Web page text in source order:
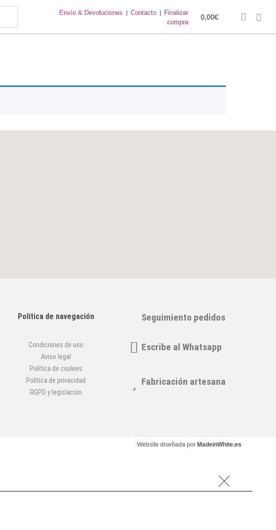
Envío & Devoluciones |Contacto | Finalizar
compra
0,00€
Política de navegación
Condiciones de uso
Aviso legal
Política de cookies
Política de privacidad
RGPD y legislación
Seguimiento pedidos
Escribe al Whatsapp
Fabricación artesana
Website diseñada por MadeinWhite.es